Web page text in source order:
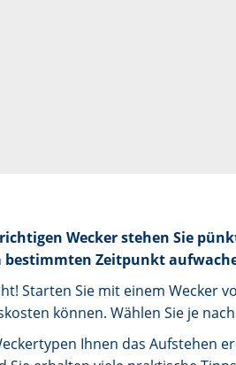
Wecker stehen Sie
bestimmten Zeitpunkt
Starten Sie mit einem Wecker
können. Wählen Sie je
Ihnen das Aufstehen